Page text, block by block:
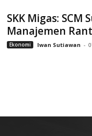
SKK Migas:
Manajemen
Ekonomi Iwan Sutiawan -